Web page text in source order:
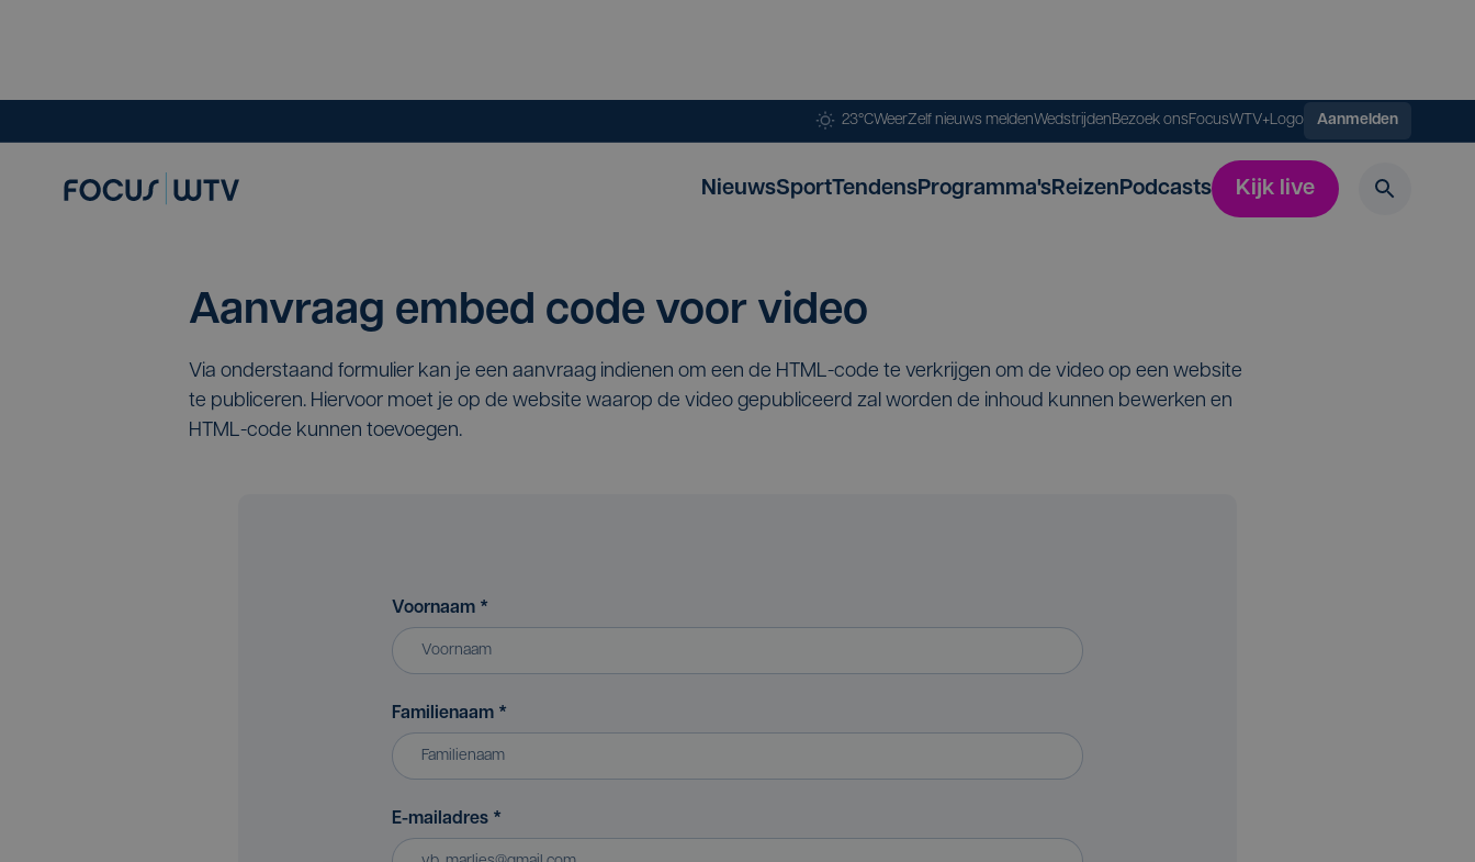
23°CWeerZelf nieuws meldenWedstrijdenBezoek onsFocusWTV+Logo Aanmelden
NieuwsSportTendensProgramma'sReizenPodcasts Kijk live
Aanvraag embed code voor video
Via onderstaand formulier kan je een aanvraag indienen om een de HTML-code te verkrijgen om de video op een website
te publiceren. Hiervoor moet je op de website waarop de video gepubliceerd zal worden de inhoud kunnen bewerken en
HTML-code kunnen toevoegen.
Voornaam *
Familienaam *
E-mailadres *